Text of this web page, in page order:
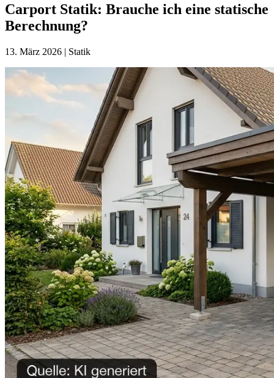
Carport Statik: Brauche ich eine statische
Berechnung?
13. März 2026 | Statik